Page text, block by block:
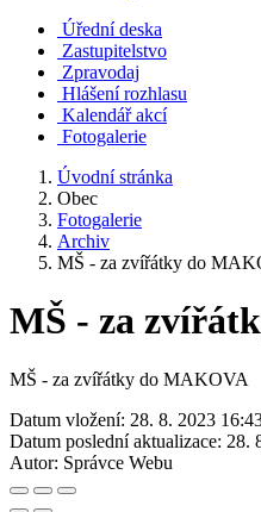
Úřední deska
Zastupitelstvo
Zpravodaj
Hlášení rozhlasu
Kalendář akcí
Fotogalerie
Úvodní stránka
Obec
Fotogalerie
Archiv
MŠ - za zvířátky do
MŠ - za
MŠ - za zvířátky do MAKOVA
Datum vložení: 28. 8. 2023
Datum poslední aktualizace: 28.
Autor: Správce Webu